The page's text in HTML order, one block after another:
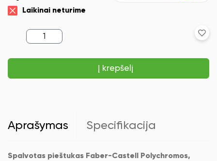
Laikinai neturime
produkto
kiekis:
pieštukas
Castell
Į krepšelį
Aprašymas Specifikacija
Spalvotas pieštukas Faber-Castell Polychromos,